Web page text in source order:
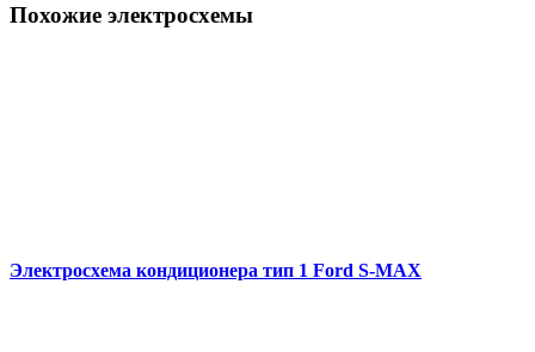
Похожие электросхемы
Электросхема кондиционера тип 1 Ford S-MAX